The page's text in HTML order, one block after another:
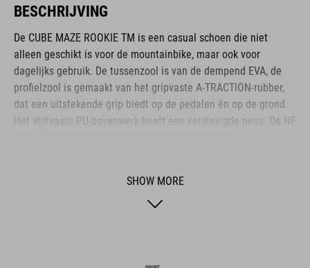
BESCHRIJVING
De CUBE MAZE ROOKIE TM is een casual schoen die niet
alleen geschikt is voor de mountainbike, maar ook voor
dagelijks gebruik. De tussenzool is van de dempend EVA, de
profielzool is gemaakt van het gripvaste A-TRACTION-rubber,
dat een uitstekende grip biedt op de pedalen én op de grond.
Het slijtvaste PU-bovenwerk heeft een verstevigde neus. De NF
SHOW MORE